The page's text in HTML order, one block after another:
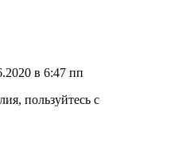
в 6:47 пп
пользуйтесь с